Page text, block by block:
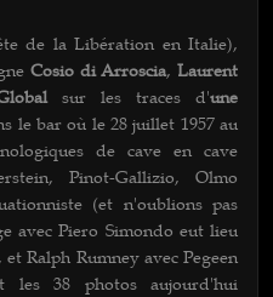
de la Libération en Italie),
Cosio di Arroscia,Laurent
sur les traces d'une
le bar où le 28 juillet 1957 au
de cave en cave
Pinot-Gallizio, Olmo
(et n'oublions pas
avec Piero Simondo eut lieu
Ralph Rumney avec Pegeen
les 38 photos aujourd'hui